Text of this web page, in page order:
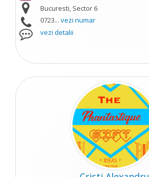
Bucuresti, Sector 6
0723... vezi numar
vezi detalii